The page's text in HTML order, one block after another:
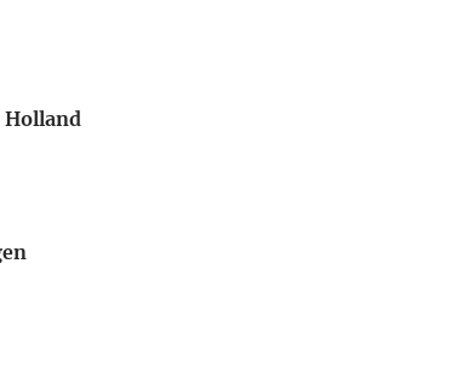
Holland